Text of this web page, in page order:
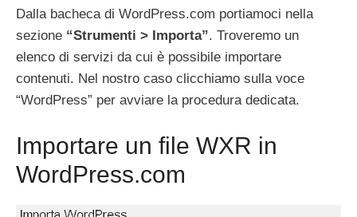
Dalla bacheca di WordPress.com portiamoci nella
sezione “Strumenti > Importa”. Troveremo un
elenco di servizi da cui è possibile importare
contenuti. Nel nostro caso clicchiamo sulla voce
“WordPress” per avviare la procedura dedicata.
Importare un file WXR in
WordPress.com